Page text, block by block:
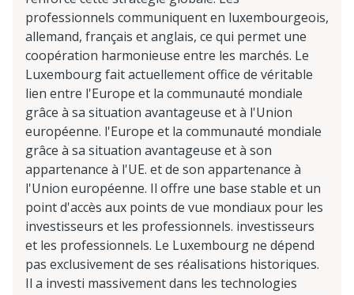
professionnels communiquent en luxembourgeois,
allemand, français et anglais, ce qui permet une
coopération harmonieuse entre les marchés. Le
Luxembourg fait actuellement office de véritable
lien entre l'Europe et la communauté mondiale
grâce à sa situation avantageuse et à l'Union
européenne. l'Europe et la communauté mondiale
grâce à sa situation avantageuse et à son
appartenance à l'UE. et de son appartenance à
l'Union européenne. Il offre une base stable et un
point d'accès aux points de vue mondiaux pour les
investisseurs et les professionnels. investisseurs
et les professionnels. Le Luxembourg ne dépend
pas exclusivement de ses réalisations historiques.
Il a investi massivement dans les technologies